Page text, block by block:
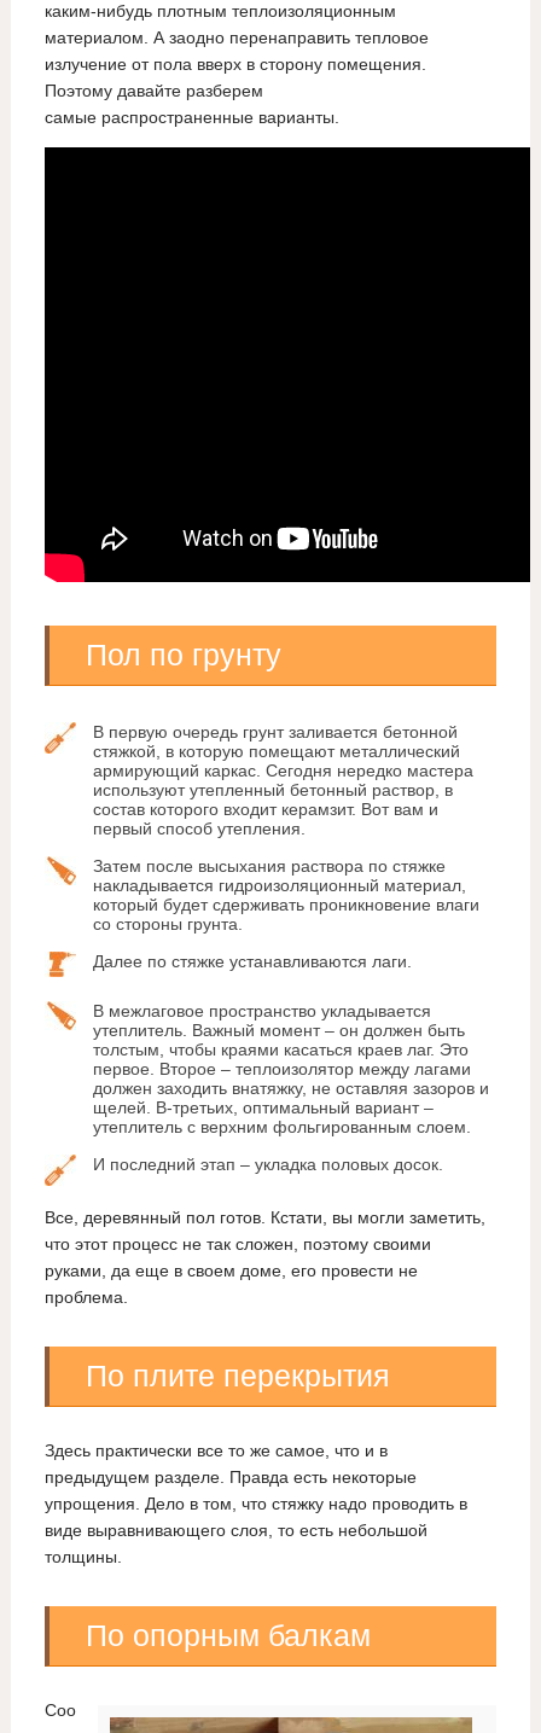
каким-нибудь плотным теплоизоляционным
материалом. А заодно перенаправить тепловое
излучение от пола вверх в сторону помещения.
Поэтому давайте разберем
самые распространенные варианты.
Пол по грунту
В первую очередь грунт заливается бетонной
стяжкой, в которую помещают металлический
армирующий каркас. Сегодня нередко мастера
используют утепленный бетонный раствор, в
состав которого входит керамзит. Вот вам и
первый способ утепления.
Затем после высыхания раствора по стяжке
накладывается гидроизоляционный материал,
который будет сдерживать проникновение влаги
со стороны грунта.
Далее по стяжке устанавливаются лаги.
В межлаговое пространство укладывается
утеплитель. Важный момент – он должен быть
толстым, чтобы краями касаться краев лаг. Это
первое. Второе – теплоизолятор между лагами
должен заходить внатяжку, не оставляя зазоров и
щелей. В-третьих, оптимальный вариант –
утеплитель с верхним фольгированным слоем.
И последний этап – укладка половых досок.
Все, деревянный пол готов. Кстати, вы могли заметить,
что этот процесс не так сложен, поэтому своими
руками, да еще в своем доме, его провести не
проблема.
По плите перекрытия
Здесь практически все то же самое, что и в
предыдущем разделе. Правда есть некоторые
упрощения. Дело в том, что стяжку надо проводить в
виде выравнивающего слоя, то есть небольшой
толщины.
По опорным балкам
Соо